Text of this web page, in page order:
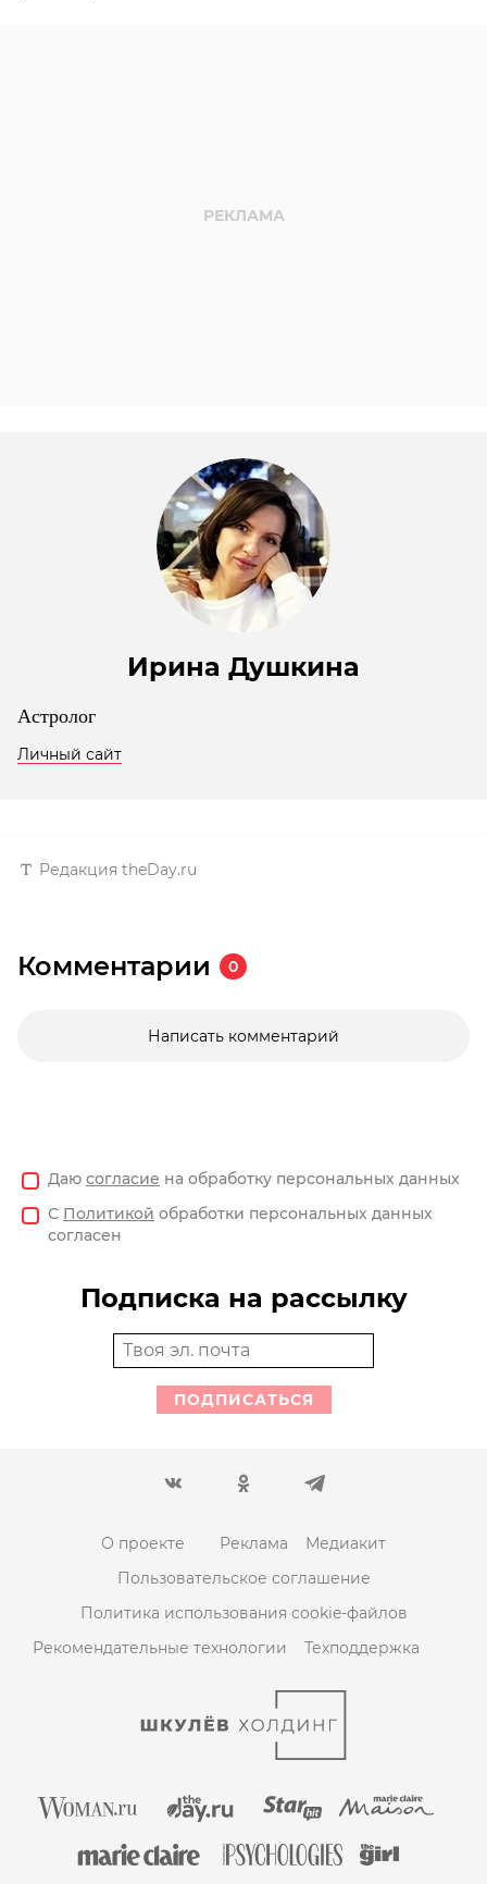
Ирина Душкина
Астролог
Личный сайт
Редакция theDay.ru
Комментарии 0
Написать комментарий
Даю согласие на обработку персональных данных
С Политикой обработки персональных данных
согласен
Подписка на рассылку
ПОДПИСАТЬСЯ
О проекте Реклама
Медиакит
Пользовательское соглашение
Политика использования cookie-файлов
Рекомендательные технологии
Техподдержка